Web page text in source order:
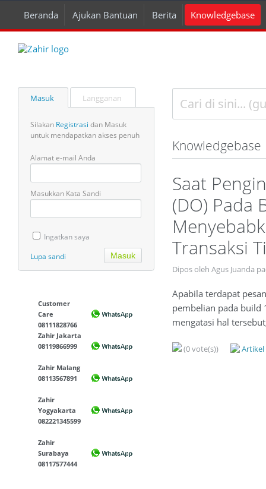
Beranda Ajukan Bantuan Berita Knowledgebase
Masuk Langganan
Silakan Registrasi dan Masuk
untuk mendapatkan akses penuh
Alamat e-mail Anda
Masukkan Kata Sandi
Ingatkan saya
Lupa sandi
Customer
Care
08111828766
Zahir Jakarta
08119866999
Zahir Malang
08113567891
Zahir
Yogyakarta
082221345599
Zahir
Surabaya
08117577444
Knowledgebase
Saat
(DO) Pada
Transaksi
Dipos oleh Agus Juanda
Apabila terdapat
pembelian pada build
mengatasi hal
(0 vote(s))